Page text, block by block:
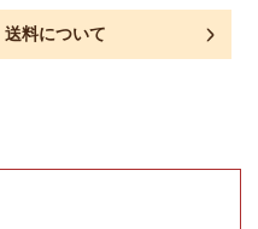
送料について